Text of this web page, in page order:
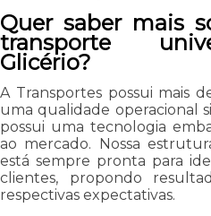
Quer saber mais
transporte
Glicério?
A Transportes possui mais
uma qualidade operacional
possui uma tecnologia
ao mercado. Nossa
está sempre pronta para
clientes, propondo
respectivas expectativas.